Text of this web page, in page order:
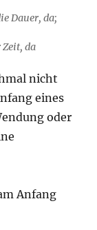
Dauer, da;
da
nicht
eines
oder
Anfang